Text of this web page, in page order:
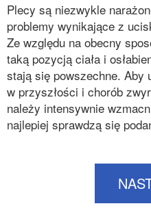
Plecy są niezwykle
problemy wynikające z
Ze względu na obecny
taką pozycją ciała i
stają się powszechne. Aby
w przyszłości i chorób
należy intensywnie
najlepiej sprawdzą się